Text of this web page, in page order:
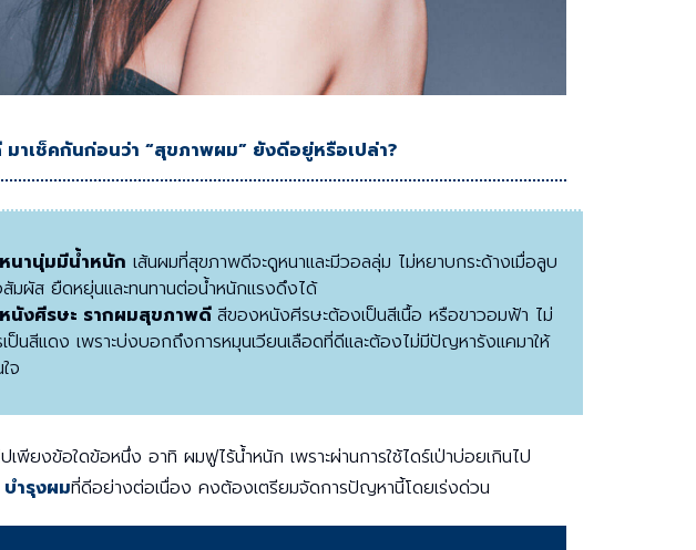
มาเช็คกันก่อนว่า “สุขภาพผม” ยังดีอยู่หรือเปล่า?
หนานุ่มมีน้ำหนัก เส้นผมที่สุขภาพดีจะดูหนาและมีวอลลุ่ม ไม่หยาบกระด้างเมื่อลูบ
มผัส ยืดหยุ่นและทนทานต่อน้ำหนักแรงดึงได้
หนังศีรษะ รากผมสุขภาพดี สีของหนังศีรษะต้องเป็นสีเนื้อ หรือขาวอมฟ้า ไม่
ป็นสีแดง เพราะบ่งบอกถึงการหมุนเวียนเลือดที่ดีและต้องไม่มีปัญหารังแคมาให้
จ
งข้อใดข้อหนึ่ง อาทิ ผมฟูไร้น้ำหนัก เพราะผ่านการใช้ไดร์เป่าบ่อยเกินไป
บำรุงผมที่ดีอย่างต่อเนื่อง คงต้องเตรียมจัดการปัญหานี้โดยเร่งด่วน